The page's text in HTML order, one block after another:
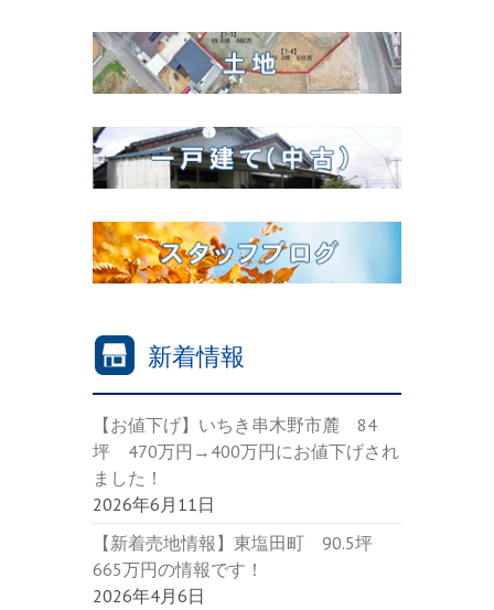
新着情報
【お値下げ】いちき串木野市麓 84
坪 470万円→400万円にお値下げされ
ました！
2026年6月11日
【新着売地情報】東塩田町 90.5坪
665万円の情報です！
2026年4月6日